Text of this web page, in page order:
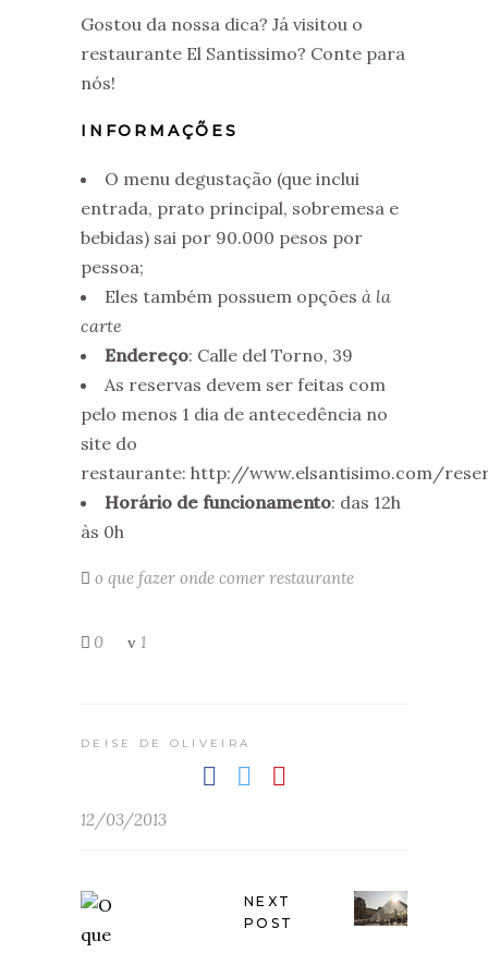
Gostou da nossa dica? Já visitou o
restaurante El Santissimo? Conte para
nós!
INFORMAÇÕES
O menu degustação (que inclui
entrada, prato principal, sobremesa e
bebidas) sai por 90.000 pesos por
pessoa;
Eles também possuem opções à la
carte
Endereço: Calle del Torno, 39
As reservas devem ser feitas com
pelo menos 1 dia de antecedência no
site do
restaurante: http://www.elsantisimo.com/
Horário de funcionamento: das 12h
às 0h
o que fazer onde comer restaurante
0 1
DEISE DE OLIVEIRA
12/03/2013
NEXT
POST